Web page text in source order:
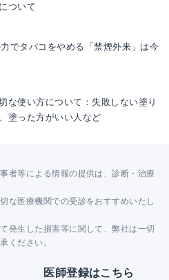
ついて
力でタバコをやめる「禁煙外来」は今
な使い方について：失敗しない塗り
塗った方がいい人など
者等による情報の提供は、診断・治療
な医療機関での受診をおすすめいたし
発生した損害等に関して、弊社は一切
ください。
医師登録はこちら